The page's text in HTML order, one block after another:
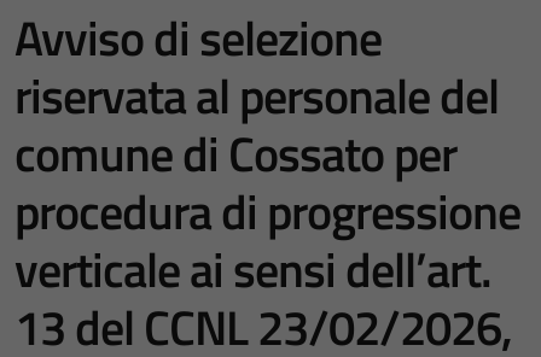
Avviso di selezione
riservata al personale del
comune di Cossato per
procedura di progressione
verticale ai sensi dell’art.
13 del CCNL 23/02/2026,